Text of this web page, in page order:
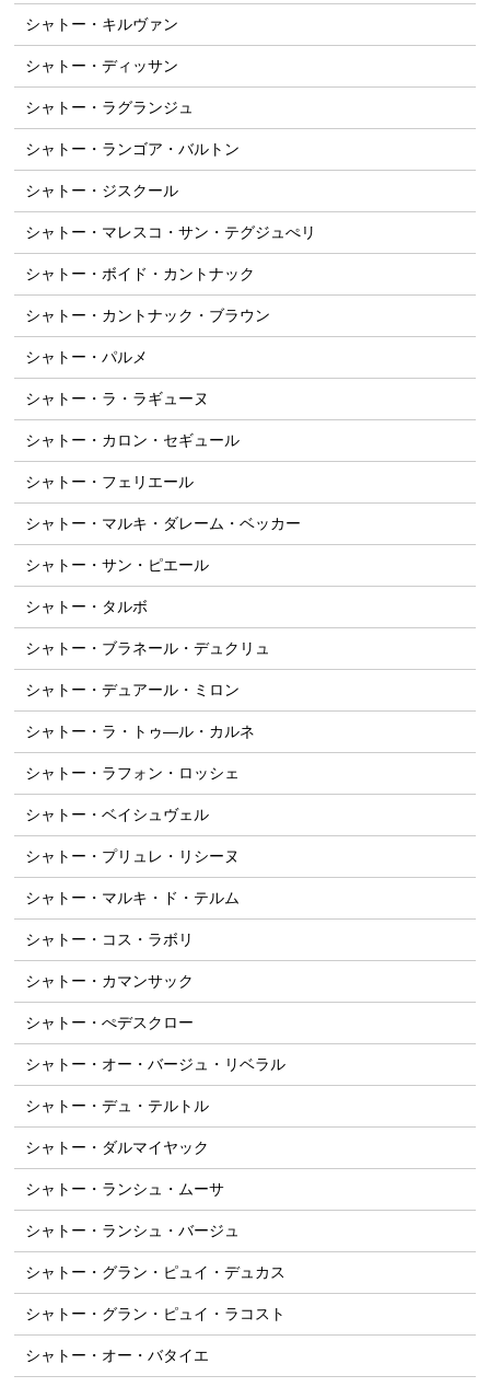
シャトー・キルヴァン
シャトー・ディッサン
シャトー・ラグランジュ
シャトー・ランゴア・バルトン
シャトー・ジスクール
シャトー・マレスコ・サン・テグジュぺリ
シャトー・ボイド・カントナック
シャトー・カントナック・ブラウン
シャトー・パルメ
シャトー・ラ・ラギューヌ
シャトー・カロン・セギュール
シャトー・フェリエール
シャトー・マルキ・ダレーム・ベッカー
シャトー・サン・ピエール
シャトー・タルボ
シャトー・ブラネール・デュクリュ
シャトー・デュアール・ミロン
シャトー・ラ・トゥ―ル・カルネ
シャトー・ラフォン・ロッシェ
シャトー・ベイシュヴェル
シャトー・プリュレ・リシーヌ
シャトー・マルキ・ド・テルム
シャトー・コス・ラボリ
シャトー・カマンサック
シャトー・ぺデスクロー
シャトー・オー・バージュ・リベラル
シャトー・デュ・テルトル
シャトー・ダルマイヤック
シャトー・ランシュ・ムーサ
シャトー・ランシュ・バージュ
シャトー・グラン・ピュイ・デュカス
シャトー・グラン・ピュイ・ラコスト
シャトー・オー・バタイエ